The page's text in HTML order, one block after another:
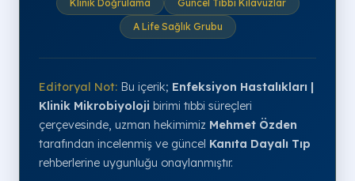
Klinik Doğrulama
Güncel Tıbbi Kılavuzlar
A Life Sağlık Grubu
Editoryal Not: Bu içerik; Enfeksiyon Hastalıkları |
Klinik Mikrobiyoloji birimi tıbbi süreçleri
çerçevesinde, uzman hekimimiz Mehmet Özden
tarafından incelenmiş ve güncel Kanıta Dayalı Tıp
rehberlerine uygunluğu onaylanmıştır.